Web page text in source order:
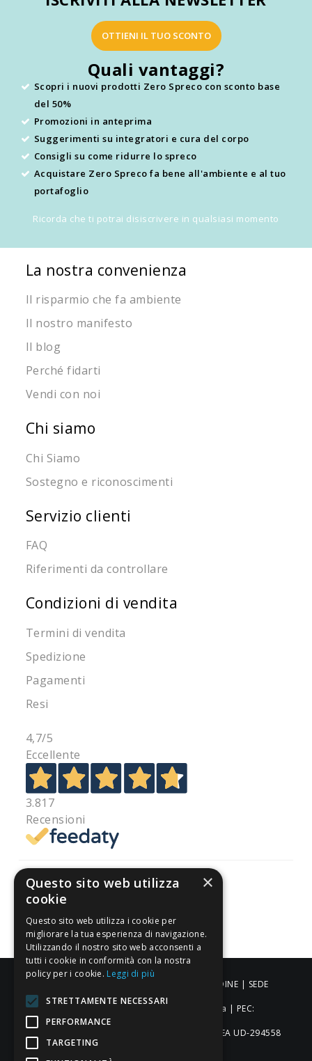
OTTIENI IL TUO SCONTO
Quali vantaggi?
Scopri i nuovi prodotti Zero Spreco con sconto base
del 50%
Promozioni in anteprima
Suggerimenti su integratori e cura del corpo
Consigli su come ridurre lo spreco
Acquistare Zero Spreco fa bene all'ambiente e al tuo
portafoglio
Ricorda che ti potrai disiscrivere in qualsiasi momento
La nostra convenienza
Il risparmio che fa ambiente
Il nostro manifesto
Il blog
Perché fidarti
Vendi con noi
Chi siamo
Chi Siamo
Sostegno e riconoscimenti
Servizio clienti
FAQ
Riferimenti da controllare
Condizioni di vendita
Termini di vendita
Spedizione
Pagamenti
Resi
4,7/5
Eccellente
3.817
Recensioni
Pagamenti sicuri
ALDIGIÙ S.R.L. | Via Cortazzis 15 33100 - UDINE | SEDE
OPERATIVA: Via del Progresso 3 - Padova | PEC:
aldigiusrl@pec.it | C.F. e P.IVA 02873920306 REA UD-294558
Capitale sociale: € 27.086,97
×
Questo sito web utilizza
cookie
Questo sito web utilizza i cookie per
migliorare la tua esperienza di navigazione.
Utilizzando il nostro sito web acconsenti a
tutti i cookie in conformità con la nostra
policy per i cookie. Leggi di più
STRETTAMENTE NECESSARI
PERFORMANCE
TARGETING